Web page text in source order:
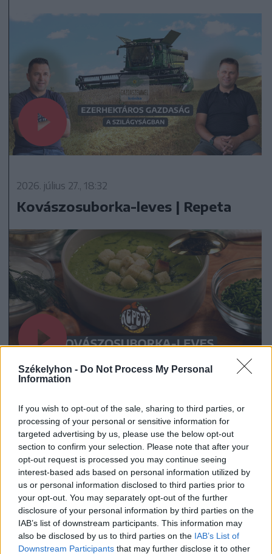
Székelyhon - Do Not Process My Personal
Information
If you wish to opt-out of the sale, sharing to third parties, or
processing of your personal or sensitive information for
targeted advertising by us, please use the below opt-out
section to confirm your selection. Please note that after your
opt-out request is processed you may continue seeing
interest-based ads based on personal information utilized by
us or personal information disclosed to third parties prior to
your opt-out. You may separately opt-out of the further
disclosure of your personal information by third parties on the
IAB’s list of downstream participants. This information may
also be disclosed by us to third parties on the IAB’s List of
Downstream Participants that may further disclose it to other
2026. július 27., 18:32
Kovászosuborka-leves | Repeta
Szoknyás Gurulás: bolondos
ötletként indult, értékes
eseménnyé vált